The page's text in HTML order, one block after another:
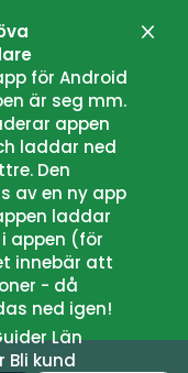
för Android
är seg mm.
appen
laddar ned
Den
av en ny app
laddar
appen (för
innebär att
- då
ned igen!
Län
Bli kund